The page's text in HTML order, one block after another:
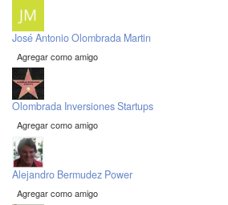
José Antonio Olombrada Martin
Agregar como amigo
Olombrada Inversiones Startups
Agregar como amigo
Alejandro Bermudez Power
Agregar como amigo